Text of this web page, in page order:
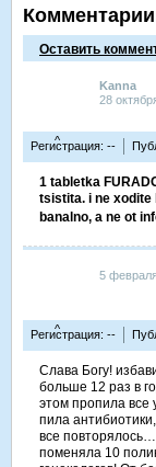
Оставить
Kanna
28
Регистрация: --
^
1 tabletka
tsistita. i ne xodite
banalno, a ne ot
5
Регистрация: --
^
Слава Богу!
больше 12 раз в
этом пропила
пила
все
поменяла 10